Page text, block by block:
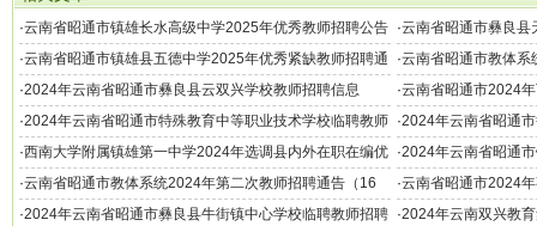
·云南省昭通市镇雄长水高级中学2025年优秀教师招聘公告 ·云南省昭通市彝良
·云南省昭通市镇雄县五德中学2025年优秀紧缺教师招聘通
告
·云南省昭通市教体
·2024年云南省昭通市彝良县云双兴学校教师招聘信息 ·云南省昭通市2024
号）
·2024年云南省昭通市特殊教育中等职业技术学校临聘教师
招聘公告
·2024年云南省昭通
聘公告
·西南大学附属镇雄第一中学2024年选调县内外在职在编优
秀教师公告
·2024年云南省昭通
告
·云南省昭通市教体系统2024年第二次教师招聘通告（16
名）
·云南省昭通市2024
·2024年云南省昭通市彝良县牛街镇中心学校临聘教师招聘 ·2024年云南双兴教